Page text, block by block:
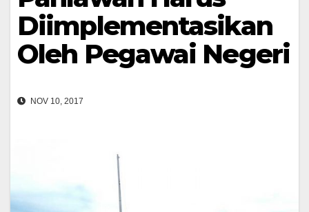
Diimplementasikan
Oleh Pegawai Negeri
NOV 10, 2017